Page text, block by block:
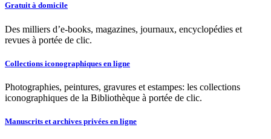
Gratuit à domicile
Des milliers d’e-books, magazines, journaux, encyclopédies et
revues à portée de clic.
Collections iconographiques en ligne
Photographies, peintures, gravures et estampes: les collections
iconographiques de la Bibliothèque à portée de clic.
Manuscrits et archives privées en ligne